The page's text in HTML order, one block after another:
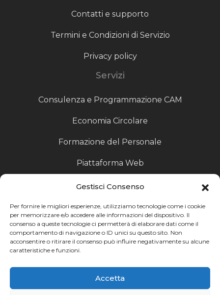
Gestisci Consenso
Per fornire le migliori esperienze, utilizziamo tecnologie come i cookie
per memorizzare e/o accedere alle informazioni del dispositivo. Il
consenso a queste tecnologie ci permetterà di elaborare dati come il
comportamento di navigazione o ID unici su questo sito. Non
acconsentire o ritirare il consenso può influire negativamente su alcune
caratteristiche e funzioni.
Accetta
Contatti e supporto
Termini e Condizioni di Servizio
Privacy policy
Servizi
Consulenza e Programmazione CAM
Economia Circolare
Formazione del Personale
Piattaforma Web
Scouting fornitori
Produzione Particolari
Raccoglitori di Fine Linea
Ricerca
Ricerca avanzata
Catalogo fornitori